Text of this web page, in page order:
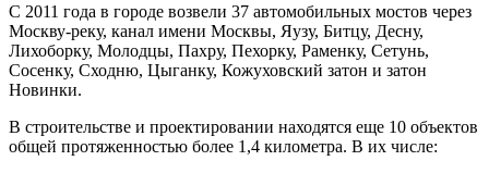
С 2011 года в городе возвели 37 автомобильных мостов через
Москву-реку, канал имени Москвы, Яузу, Битцу, Десну,
Лихоборку, Молодцы, Пахру, Пехорку, Раменку, Сетунь,
Сосенку, Сходню, Цыганку, Кожуховский затон и затон
Новинки.
В строительстве и проектировании находятся еще 10 объектов
общей протяженностью более 1,4 километра. В их числе: